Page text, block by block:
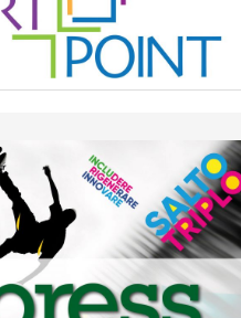
La formazione Uisp rallenta ma
prosegue anche in estate
Fondazione Terzjus: prima riunione
a Roma